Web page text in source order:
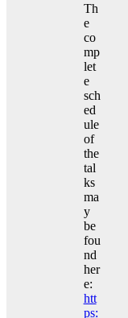
Th
e
co
mp
let
e
sch
ed
ule
of
the
tal
ks
ma
y
be
fou
nd
her
e:
htt
ps: